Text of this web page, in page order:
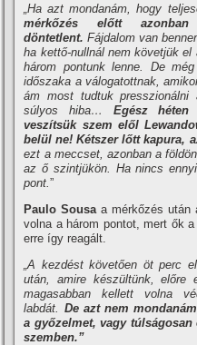
„Ha azt mondanám, hogy
mérkőzés előtt
döntetlent. Fájdalom van
ha kettő-nullnál nem követjük
három pontunk lenne. De
időszaka a válogatottnak,
ám most tudtuk
súlyos hiba… Egész
veszítsük szem elől
belül ne! Kétszer lőtt kapura,
ezt a meccset, azonban a
az ő szintjükön. Ha nincs
pont.”
Paulo Sousa a mérkőzés után
volna a három pontot, mert ők
erre így reagált.
„A kezdést követően öt perc
után, amire készültünk, előre
magasabban kellett volna
labdát. De azt nem
a győzelmet, vagy
szemben.”